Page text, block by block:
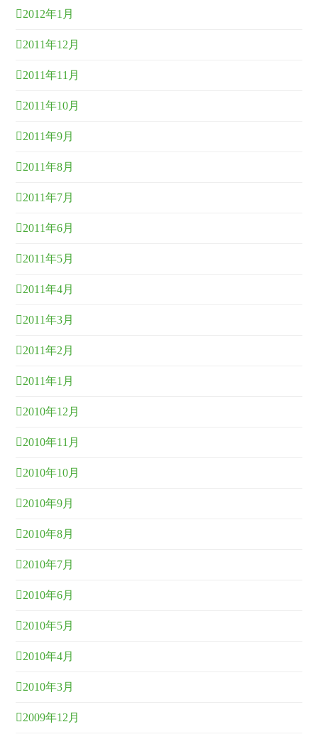
2012年1月
2011年12月
2011年11月
2011年10月
2011年9月
2011年8月
2011年7月
2011年6月
2011年5月
2011年4月
2011年3月
2011年2月
2011年1月
2010年12月
2010年11月
2010年10月
2010年9月
2010年8月
2010年7月
2010年6月
2010年5月
2010年4月
2010年3月
2009年12月